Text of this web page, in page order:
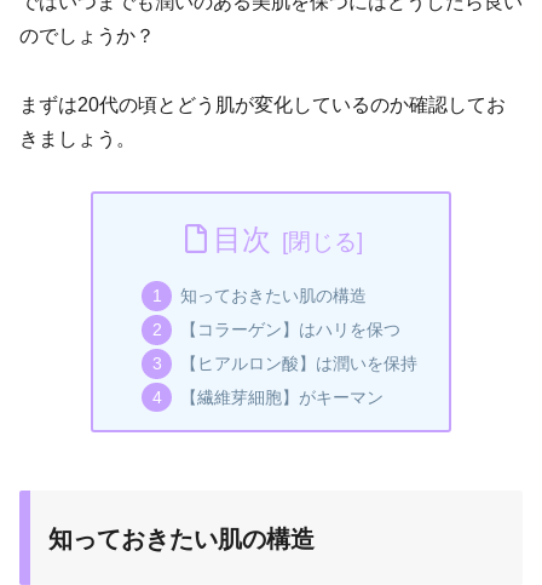
のでしょうか？
まずは20代の頃とどう肌が変化しているのか確認してお
きましょう。
目次
知っておきたい肌の構造
【コラーゲン】はハリを保つ
【ヒアルロン酸】は潤いを保持
【繊維芽細胞】がキーマン
知っておきたい肌の構造